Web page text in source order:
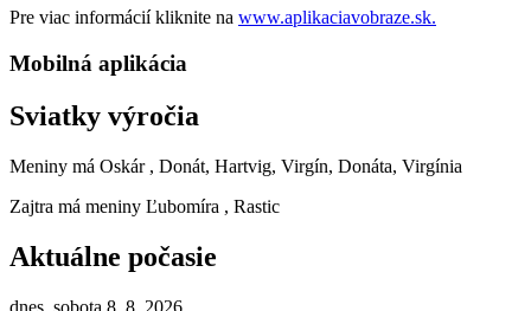
Pre viac informácií kliknite na www.aplikaciavobraze.sk.
Mobilná aplikácia
Sviatky výročia
Meniny má Oskár , Donát, Hartvig, Virgín, Donáta, Virgínia
Zajtra má meniny Ľubomíra , Rastic
Aktuálne počasie
dnes, sobota 8. 8. 2026